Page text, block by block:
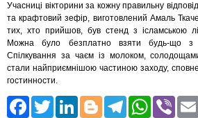
Учасниці вікторини за кожну правильну
та крафтовий зефір, виготовлений Амаль
тих, хто прийшов, був стенд з ісламською
Можна було безплатно взяти будь-що з
Спілкування за чаєм із молоком,
стали найприємнішою частиною заходу,
гостинности.
Facebook
Twitter
LinkedIn
Blogger